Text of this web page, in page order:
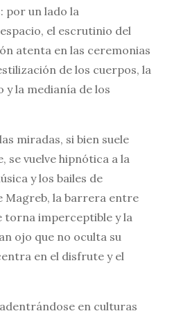
por un lado la
el escrutinio del
atenta en las ceremonias
de los cuerpos, la
la medianía de los
miradas, si bien suele
se vuelve hipnótica a la
y los bailes de
Magreb, la barrera entre
torna imperceptible y la
ojo que no oculta su
en el disfrute y el
en culturas